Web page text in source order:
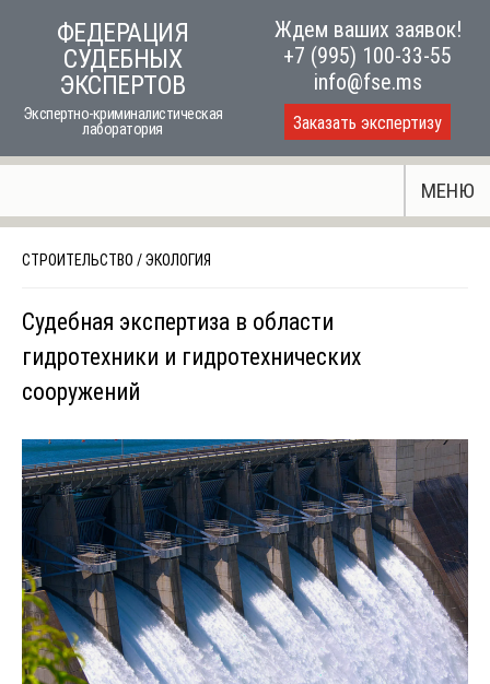
ФЕДЕРАЦИЯ
СУДЕБНЫХ
ЭКСПЕРТОВ
Экспертно-криминалистическая
лаборатория
Ждем ваших заявок!
+7 (995) 100-33-55
info@fse.ms
Заказать экспертизу
МЕНЮ
СТРОИТЕЛЬСТВО /ЭКОЛОГИЯ
Судебная экспертиза в области
гидротехники и гидротехнических
сооружений